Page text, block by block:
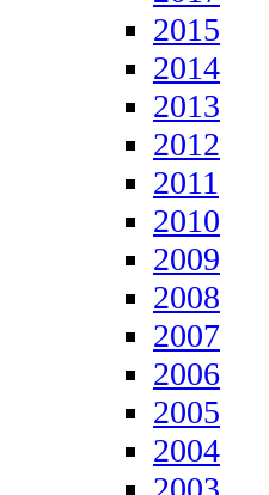
2015
2014
2013
2012
2011
2010
2009
2008
2007
2006
2005
2004